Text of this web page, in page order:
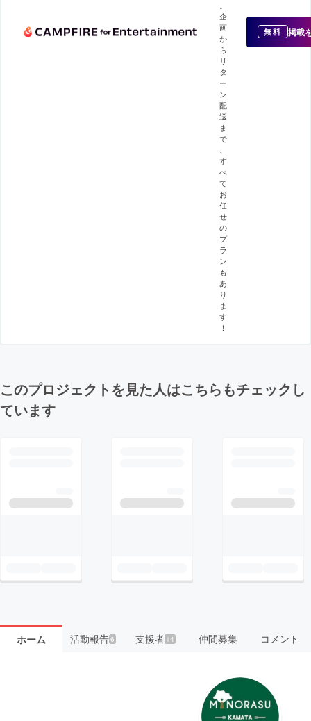
企
画
か
ら
リ
タ
ー
ン
配
送
ま
で
す
べ
て
お
任
せ
の
プ
ラ
ン
も
あ
り
ま
す
！
無料 掲載
このプロジェクトを見た人はこちらもチェックし
ています
ホーム 活動報告6 支援者 14 仲間募集 コメント